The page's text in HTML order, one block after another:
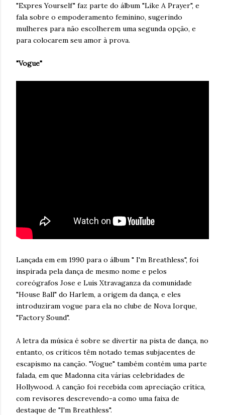
"Expres Yourself" faz parte do álbum "Like A Prayer", e
fala sobre o empoderamento feminino, sugerindo
mulheres para não escolherem uma segunda opção, e
para colocarem seu amor à prova.
"Vogue"
Lançada em em 1990 para o álbum " I'm Breathless", foi
inspirada pela dança de mesmo nome e pelos
coreógrafos Jose e Luis Xtravaganza da comunidade
"House Ball" do Harlem, a origem da dança, e eles
introduziram vogue para ela no clube de Nova Iorque,
"Factory Sound".
A letra da música é sobre se divertir na pista de dança, no
entanto, os críticos têm notado temas subjacentes de
escapismo na canção. "Vogue" também contém uma parte
falada, em que Madonna cita várias celebridades de
Hollywood. A canção foi recebida com apreciação crítica,
com revisores descrevendo-a como uma faixa de
destaque de "I'm Breathless".